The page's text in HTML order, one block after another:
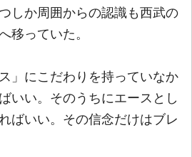
しか周囲からの認識も西武の
移っていた。
」にこだわりを持っていなか
いい。そのうちにエースとし
ばいい。その信念だけはブレ